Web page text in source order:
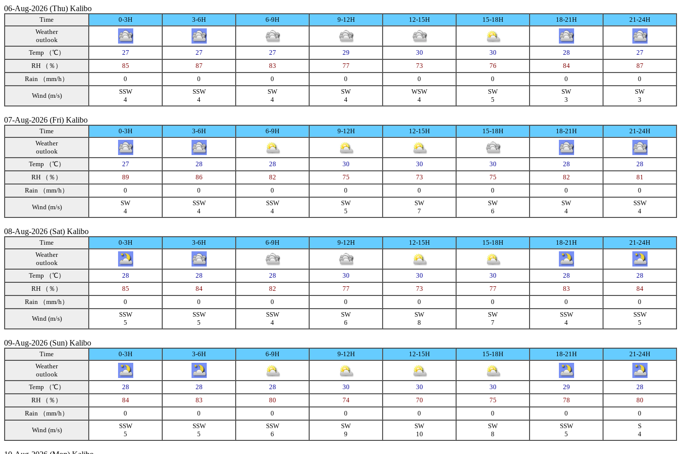
06-Aug-2026 (Thu) Kalibo
Time 0-3H 3-6H 6-9H 9-12H 12-15H 15-18H 18-21H
21-24H
Weather
outlook
Temp （℃）
27 27 27 29 30 30 28
27
RH （％）
85 87 83 77 73 76 84
87
Rain （mm/h）
0 0 0 0 0 0 0 0
Wind (m/s)
SSW
4
SSW
4
SW
4
SW
4
WSW
4
SW
5
SW
3
SW
3
07-Aug-2026 (Fri) Kalibo
Time 0-3H 3-6H 6-9H 9-12H 12-15H 15-18H 18-21H
21-24H
Weather
outlook
Temp （℃）
27 28 28 30 30 30 28
28
RH （％）
89 86 82 75 73 75 82
81
Rain （mm/h）
0 0 0 0 0 0 0 0
Wind (m/s)
SW
4
SSW
4
SSW
4
SW
5
SW
7
SW
6
SW
4
SSW
4
08-Aug-2026 (Sat) Kalibo
Time 0-3H 3-6H 6-9H 9-12H 12-15H 15-18H 18-21H
21-24H
Weather
outlook
Temp （℃）
28 28 28 30 30 30 28
28
RH （％）
85 84 82 77 73 77 83
84
Rain （mm/h）
0 0 0 0 0 0 0 0
Wind (m/s)
SSW
5
SSW
5
SSW
4
SW
6
SW
8
SW
7
SSW
4
SSW
5
09-Aug-2026 (Sun) Kalibo
Time 0-3H 3-6H 6-9H 9-12H 12-15H 15-18H 18-21H
21-24H
Weather
outlook
Temp （℃）
28 28 28 30 30 30 29
28
RH （％）
84 83 80 74 70 75 78
80
Rain （mm/h）
0 0 0 0 0 0 0 0
Wind (m/s)
SSW
5
SSW
5
SSW
6
SW
9
SW
10
SW
8
SSW
5
S
4